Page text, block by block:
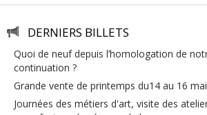
DERNIERS BILLETS
quoi de neuf depuis l’homologation de notre plan de
continuation ?
grande vente de printemps du14 au 16 mai
journées des métiers d'art, visite des ateliers de la